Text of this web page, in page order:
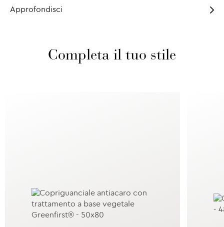
Approfondisci
Completa il tuo stile